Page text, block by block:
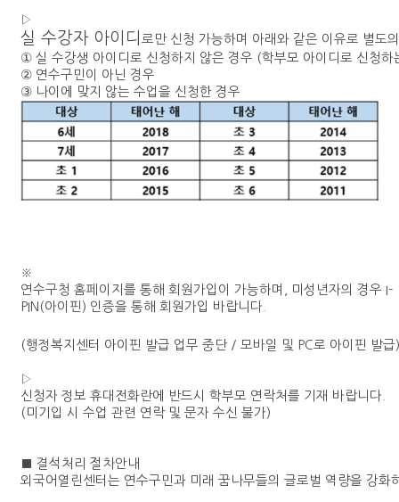
▷
실 수강자 아이디 로만 신청 가능하며 아래와 같은 이유로 별도
①실 수강생 아이디로 신청하지 않은 경우 (학부모 아이디로 신청하
② 연수구민이 아닌 경우
③ 나이에 맞지 않는 수업을 신청한 경우
※
연수구청 홈페이지를 통해 회원가입이 가능하며 미성년자의 경우 I-
PIN(아이핀) 인증을 통해 회원가입 바랍니다
(행정복지센터 아이핀 발급 업무 중단/ 모바일 및 PC 로 아이핀 발급
▷
신청자 정보 휴대전화란에 반드시 학부모 연락처를 기재 바랍니다
( 미기입 시 수업 관련 연락 및 문자 수신 불가)
■결석처리 절차안내
외국어열린 센터는 연수구민과 미래 꿈나무들의 글로벌 역량을 강화